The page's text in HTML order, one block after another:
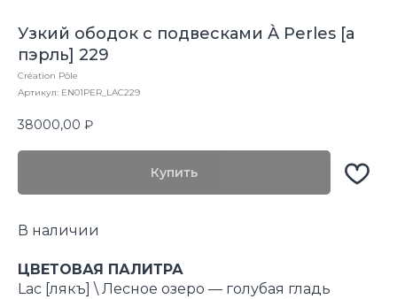
Узкий ободок с подвесками À Perles [а
пэрль] 229
Création Pôle
Артикул: EN01PER_LAC229
38000,00 ₽
Купить
В наличии
ЦВЕТОВАЯ ПАЛИТРА
Lac [лякъ] \ Лесное озеро — голубая гладь